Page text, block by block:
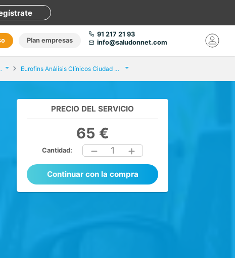
Plan empresas
91 217 21 93
info@saludonnet.com
masculinos Eurofins Análisis Clínicos Ciudad Real
PRECIO DEL SERVICIO
65 €
Cantidad: 1
Continuar con la compra